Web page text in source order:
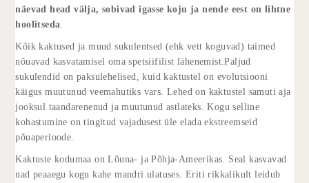
näevad head välja, sobivad igasse koju ja nende eest on lihtne
hoolitseda
Kõik kaktused ja muud sukulentsed (ehk vett koguvad) taimed
nõuavad kasvatamisel oma spetsiifilist lähenemist.Paljud
sukulendid on paksulehelised, kuid kaktustel on evolutsiooni
käigus muutunud veemahutiks vars. Lehed on kaktustel samuti aja
jooksul taandarenenud ja muutunud astlateks. Kogu selline
kohastumine on tingitud vajadusest üle elada ekstreemseid
põuaperioode.
Kaktuste kodumaa on Lõuna- ja Põhja-Ameerikas. Seal kasvavad
nad peaaegu kogu kahe mandri ulatuses. Eriti rikkalikult leidub